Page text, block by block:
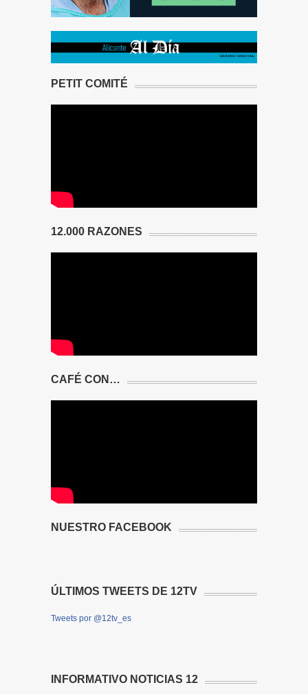
PETIT COMITÉ
12.000 RAZONES
CAFÉ CON…
NUESTRO FACEBOOK
ÚLTIMOS TWEETS DE 12TV
Tweets por @12tv_es
INFORMATIVO NOTICIAS 12